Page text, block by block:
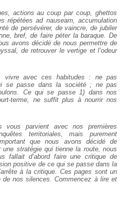
actions au coup par coup, ghettos
répétées ad nauseam, accumulation
de persévérer, de vaincre, de jubiler
bref, de faire péter la baraque. De
avons décidé de nous permettre de
de retrouver le vertige et l’odeur
vivre avec ces habitudes : ne pas
se passe dans la société ; ne pas
Ce qui se passe 1) dans nos
terme, ne suffit plus à nourrir nos
vous parvient avec nos premières
territoriales, mais purement
que nous avons décidé de
stratégie qui tienne la route, nous
fallait d’abord faire une critique de
positive de ce qui se passe dans la
à la critique. Ces pages sont un
nos silences. Commencez à lire et